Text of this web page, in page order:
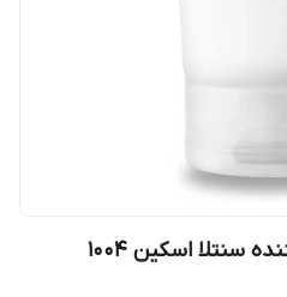
اسکین 1004